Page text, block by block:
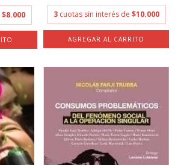
$8.000 3 cuotas sin interés de $10.000